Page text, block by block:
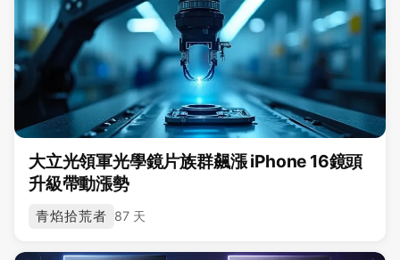
大立光領軍光學鏡片族群飆漲 iPhone 16鏡頭
升級帶動漲勢
青焰拾荒者 87 天